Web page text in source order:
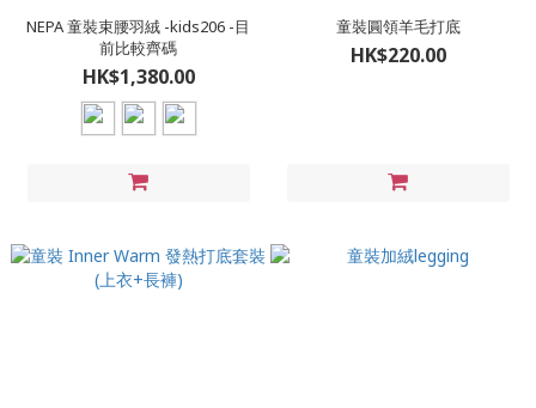
NEPA 童裝束腰羽絨 -kids206 -目
前比較齊碼
HK$1,380.00
童裝圓領羊毛打底
HK$220.00